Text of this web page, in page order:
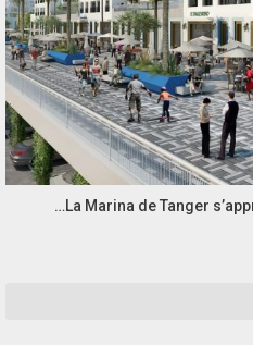
La Marina de Tanger